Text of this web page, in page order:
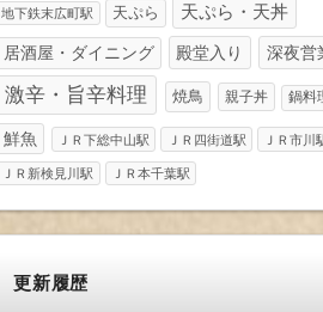
地下鉄末広町駅 天ぷら 天ぷら・天丼
居酒屋・ダイニング 殿堂入り 深夜営
激辛・旨辛料理 焼鳥 親子丼 鍋料
鮮魚 ＪＲ下総中山駅 ＪＲ四街道駅 ＪＲ市川
ＪＲ新検見川駅 ＪＲ本千葉駅
更新履歴